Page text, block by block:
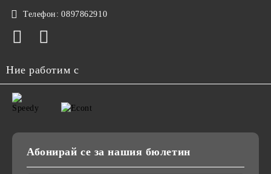
Телефон: 0897862910
Ние работим с
Абонирай се за нашия бюлетин